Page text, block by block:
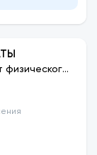
физического